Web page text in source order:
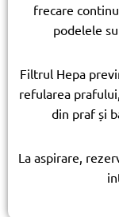
frecare
podelele
Filtrul Hepa
refularea
din praf și
La aspirare,